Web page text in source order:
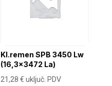
Kl.remen SPB 3450 Lw
(16,3×3472 La)
21,28€ uključ. PDV